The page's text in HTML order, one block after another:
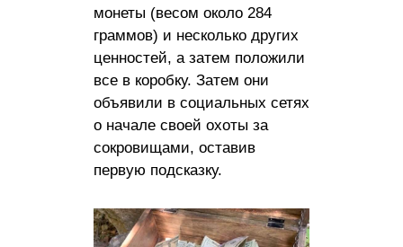
монеты (весом около 284
граммов) и несколько других
ценностей, а затем положили
все в коробку. Затем они
объявили в социальных сетях
о начале своей охоты за
сокровищами, оставив
первую подсказку.